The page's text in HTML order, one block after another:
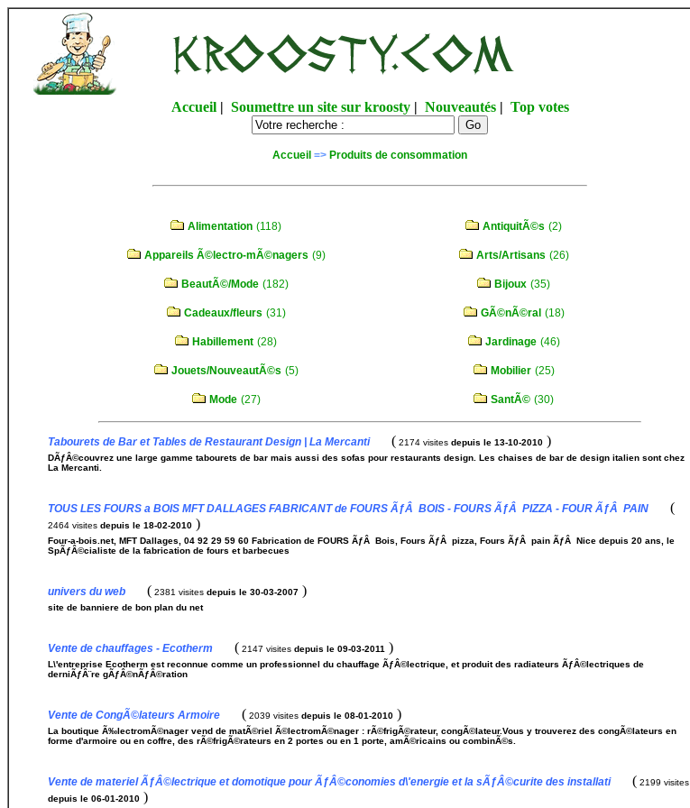
Accueil| Soumettre un site sur kroosty| Nouveautés| Top votes
Accueil => Produits de consommation
Alimentation (118) AntiquitÃ©s (2)
Appareils Ã©lectro-mÃ©nagers (9) Arts/Artisans (26)
BeautÃ©/Mode (182) Bijoux (35)
Cadeaux/fleurs (31) GÃ©nÃ©ral (18)
Habillement (28) Jardinage (46)
Jouets/NouveautÃ©s (5) Mobilier (25)
Mode (27) SantÃ© (30)
Tabourets de Bar et Tables de Restaurant Design | La Mercanti( 2174 visites depuis le 13-10-2010 )
DÃƒÂ©couvrez une large gamme tabourets de bar mais aussi des sofas pour restaurants design. Les chaises de bar de design italien sont chez
La Mercanti.
TOUS LES FOURS a BOIS MFT DALLAGES FABRICANT de FOURS ÃƒÂ BOIS - FOURS ÃƒÂ PIZZA - FOUR ÃƒÂ PAIN (
2464 visites depuis le 18-02-2010 )
Four-a-bois.net, MFT Dallages, 04 92 29 59 60 Fabrication de FOURS ÃƒÂ Bois, Fours ÃƒÂ pizza, Fours ÃƒÂ pain ÃƒÂ Nice depuis 20 ans, le
SpÃƒÂ©cialiste de la fabrication de fours et barbecues
univers du web ( 2381 visites depuis le 30-03-2007 )
site de banniere de bon plan du net
Vente de chauffages - Ecotherm ( 2147 visites depuis le 09-03-2011 )
L\'entreprise Ecotherm est reconnue comme un professionnel du chauffage ÃƒÂ©lectrique, et produit des radiateurs ÃƒÂ©lectriques de
derniÃƒÂ¨re gÃƒÂ©nÃƒÂ©ration
Vente de CongÃ©lateurs Armoire ( 2039 visites depuis le 08-01-2010 )
La boutique Ã‰lectromÃ©nager vend de matÃ©riel Ã©lectromÃ©nager : rÃ©frigÃ©rateur, congÃ©lateur.Vous y trouverez des congÃ©lateurs en
forme d'armoire ou en coffre, des rÃ©frigÃ©rateurs en 2 portes ou en 1 porte, amÃ©ricains ou combinÃ©s.
Vente de materiel ÃƒÂ©lectrique et domotique pour ÃƒÂ©conomies d\'energie et la sÃƒÂ©curite des installati( 2199 visites
depuis le 06-01-2010 )